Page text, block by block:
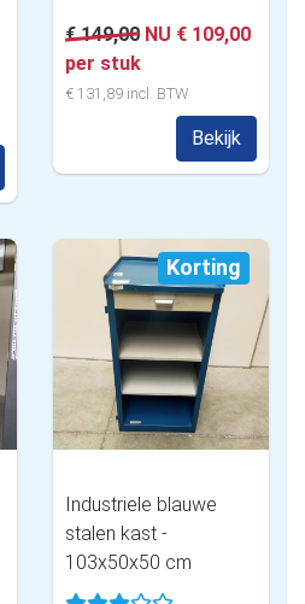
€ 149,00 NU € 109,00
per stuk
€ 131,89 incl. BTW
Bekijk
Korting
Industriele blauwe
stalen kast -
103x50x50 cm